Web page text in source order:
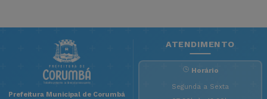
Prefeitura Municipal de Corumbá
ATENDIMENTO
Horário
Segunda a Sexta